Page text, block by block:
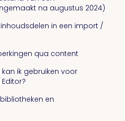
na augustus 2024)
in een import /
qua content
ik gebruiken voor
en